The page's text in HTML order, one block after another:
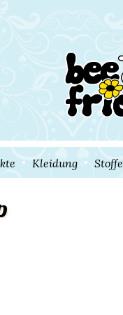
Kleidung Stoffe